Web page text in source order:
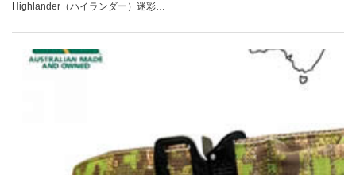
Highlander（ハイランダー）迷彩…